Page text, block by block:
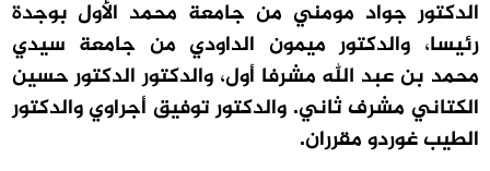
الدكتور جواد مومني من جامعة محمد الأول بوجدة
رئيسا، والدكتور ميمون الداودي من جامعة سيدي
محمد بن عبد الله مشرفا أول، والدكتور الدكتور حسين
الكتاني مشرف ثاني. والدكتور توفيق أجراوي والدكتور
الطيب غوردو مقرران.